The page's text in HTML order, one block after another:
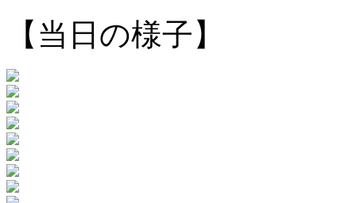
【当日の様子】